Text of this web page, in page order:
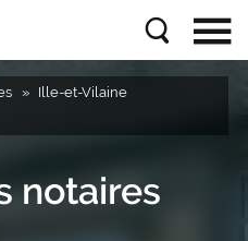
Ille-et-Vilaine
notaires